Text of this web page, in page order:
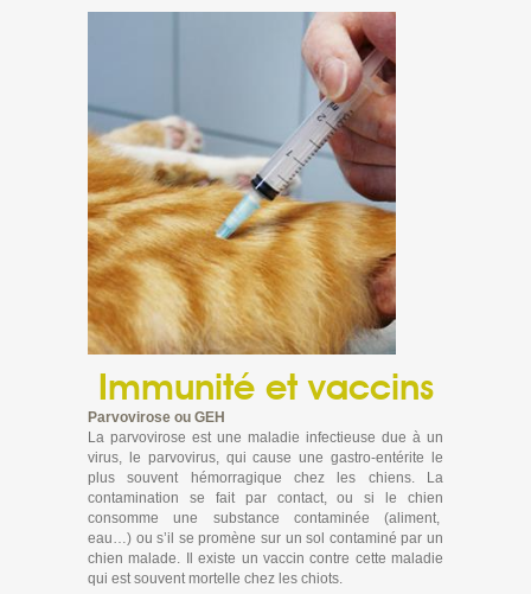
Immunité et vaccins
Parvovirose ou GEH
La parvovirose est une maladie infectieuse due à un
virus, le parvovirus, qui cause une gastro-entérite le
plus souvent hémorragique chez les chiens. La
contamination se fait par contact, ou si le chien
consomme une substance contaminée (aliment,
eau…) ou s’il se promène sur un sol contaminé par un
chien malade. Il existe un vaccin contre cette maladie
qui est souvent mortelle chez les chiots.